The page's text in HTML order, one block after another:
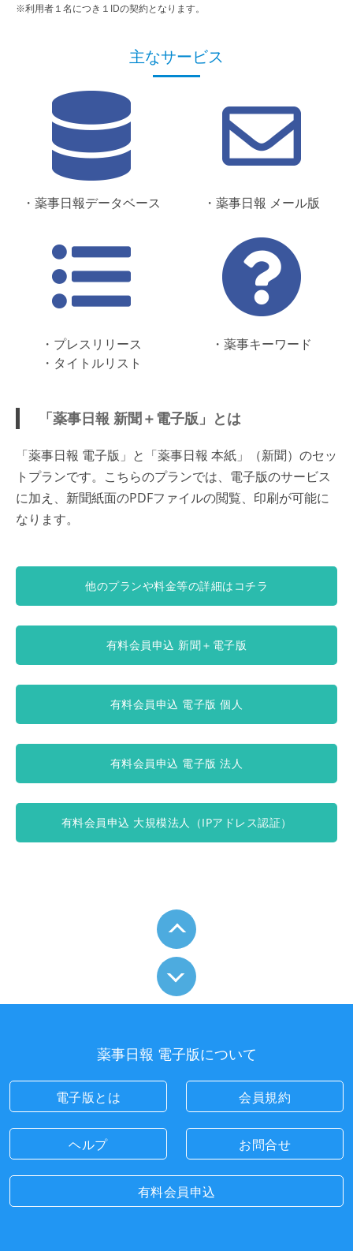
※利用者１名につき１IDの契約となります。
主なサービス
・薬事日報データベース ・薬事日報 メール版
・プレスリリース
・タイトルリスト
・薬事キーワード
「薬事日報 新聞＋電子版」とは
「薬事日報 電子版」と「薬事日報 本紙」（新聞）のセッ
トプランです。こちらのプランでは、電子版のサービス
に加え、新聞紙面のPDFファイルの閲覧、印刷が可能に
なります。
他のプランや料金等の詳細はコチラ
有料会員申込 新聞＋電子版
有料会員申込 電子版 個人
有料会員申込 電子版 法人
有料会員申込 大規模法人（IPアドレス認証）
薬事日報 電子版について
電子版とは 会員規約
ヘルプ お問合せ
有料会員申込